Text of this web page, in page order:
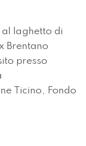
al laghetto di
Brentano
presso
Ticino, Fondo